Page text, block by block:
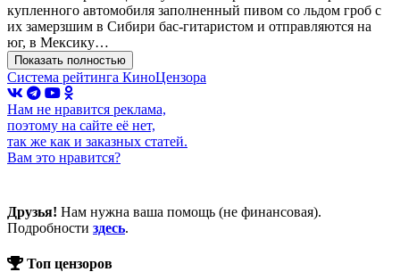
купленного автомобиля заполненный пивом со льдом гроб с
их замерзшим в Сибири бас-гитаристом и отправляются на
юг, в Мексику…
Показать полностью
Система рейтинга КиноЦензора
Нам не нравится реклама,
поэтому на сайте её нет,
так же как и заказных статей.
Вам это нравится?
Друзья! Нам нужна ваша помощь (не финансовая).
Подробности здесь.
Топ цензоров